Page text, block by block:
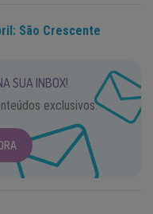
São Crescente
SUA INBOX!
exclusivos.